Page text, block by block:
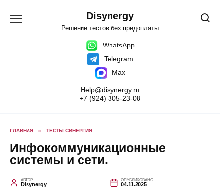
содержанию
Disynergy
Решение тестов без предоплаты
WhatsApp
Telegram
Max
Help@disynergy.ru
+7 (924) 305-23-08
ГЛАВНАЯ » ТЕСТЫ СИНЕРГИЯ
Инфокоммуникационные
системы и сети.
АВТОР
Disynergy
ОПУБЛИКОВАНО
04.11.2025